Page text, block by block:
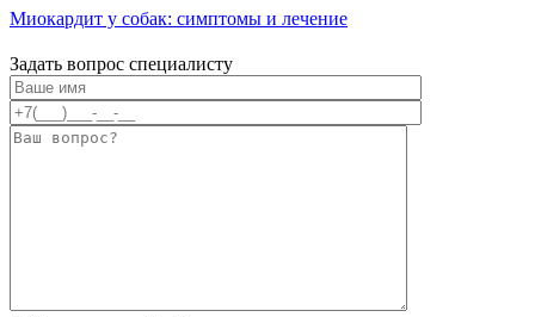
Миокардит у собак: симптомы и лечение
Задать вопрос специалисту